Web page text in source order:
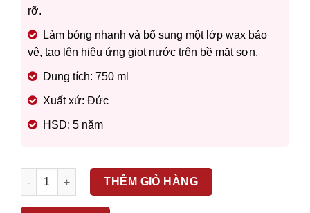
rỡ.
Làm bóng nhanh và bổ sung một lớp wax bảo
vệ, tạo lên hiệu ứng giọt nước trên bề mặt sơn.
Dung tích: 750 ml
Xuất xứ: Đức
HSD: 5 năm
SONAX – DUNG DỊCH BÓNG NHANH SƠN XE XTREME
THÊM GIỎ HÀNG